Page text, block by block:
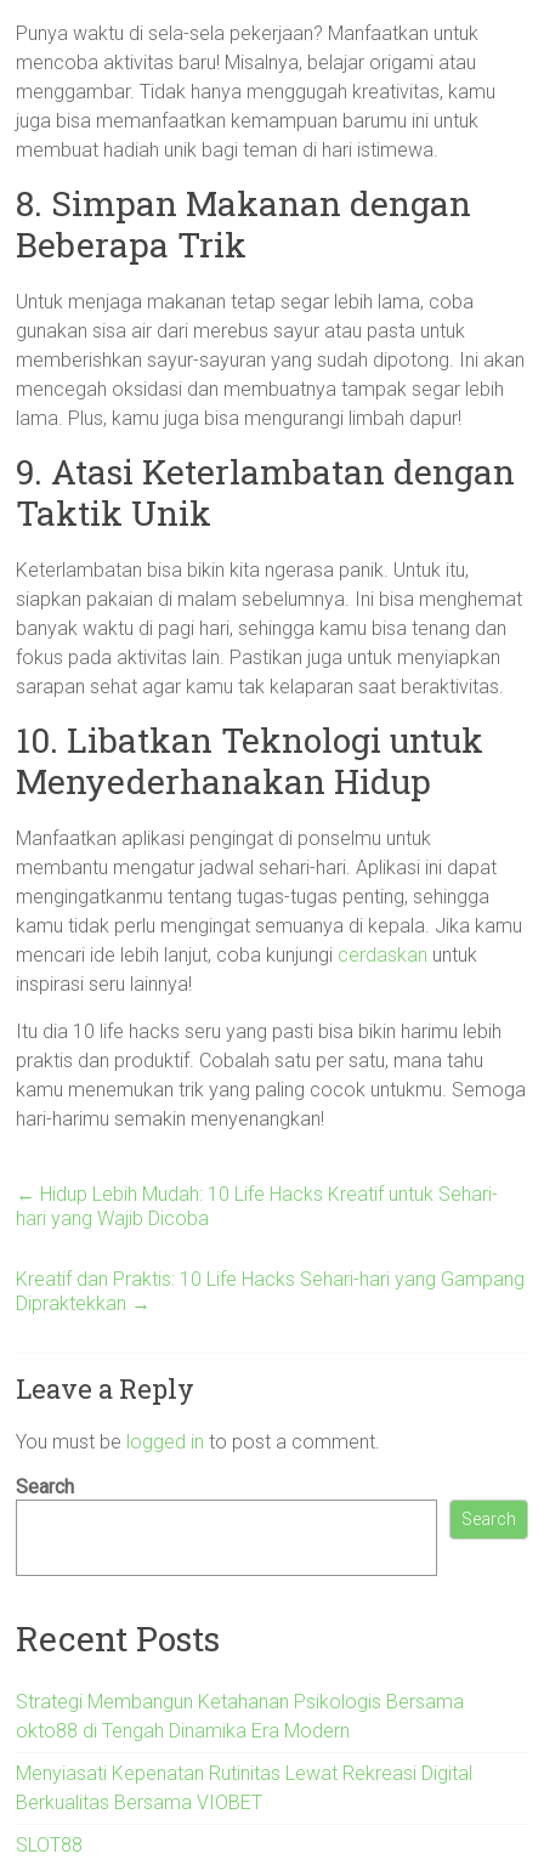
Punya waktu di sela-sela pekerjaan? Manfaatkan untuk
mencoba aktivitas baru! Misalnya, belajar origami atau
menggambar. Tidak hanya menggugah kreativitas, kamu
juga bisa memanfaatkan kemampuan barumu ini untuk
membuat hadiah unik bagi teman di hari istimewa.
8. Simpan Makanan dengan
Beberapa Trik
Untuk menjaga makanan tetap segar lebih lama, coba
gunakan sisa air dari merebus sayur atau pasta untuk
memberishkan sayur-sayuran yang sudah dipotong. Ini akan
mencegah oksidasi dan membuatnya tampak segar lebih
lama. Plus, kamu juga bisa mengurangi limbah dapur!
9. Atasi Keterlambatan dengan
Taktik Unik
Keterlambatan bisa bikin kita ngerasa panik. Untuk itu,
siapkan pakaian di malam sebelumnya. Ini bisa menghemat
banyak waktu di pagi hari, sehingga kamu bisa tenang dan
fokus pada aktivitas lain. Pastikan juga untuk menyiapkan
sarapan sehat agar kamu tak kelaparan saat beraktivitas.
10. Libatkan Teknologi untuk
Menyederhanakan Hidup
Manfaatkan aplikasi pengingat di ponselmu untuk
membantu mengatur jadwal sehari-hari. Aplikasi ini dapat
mengingatkanmu tentang tugas-tugas penting, sehingga
kamu tidak perlu mengingat semuanya di kepala. Jika kamu
mencari ide lebih lanjut, coba kunjungi cerdaskan untuk
inspirasi seru lainnya!
Itu dia 10 life hacks seru yang pasti bisa bikin harimu lebih
praktis dan produktif. Cobalah satu per satu, mana tahu
kamu menemukan trik yang paling cocok untukmu. Semoga
hari-harimu semakin menyenangkan!
← Hidup Lebih Mudah: 10 Life Hacks Kreatif untuk Sehari-
hari yang Wajib Dicoba
Kreatif dan Praktis: 10 Life Hacks Sehari-hari yang Gampang
Dipraktekkan →
Leave a Reply
You must be logged in to post a comment.
Search
Search
Recent Posts
Strategi Membangun Ketahanan Psikologis Bersama
okto88 di Tengah Dinamika Era Modern
Menyiasati Kepenatan Rutinitas Lewat Rekreasi Digital
Berkualitas Bersama VIOBET
SLOT88